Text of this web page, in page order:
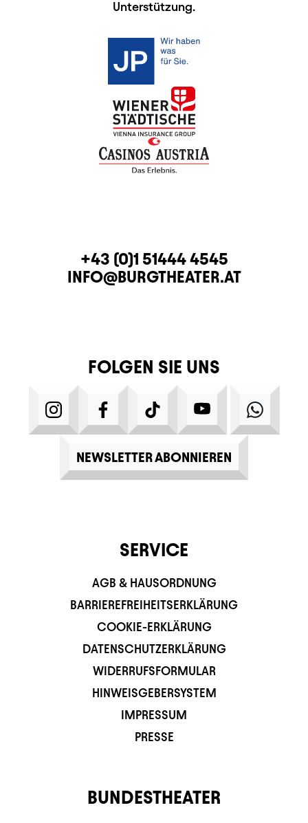
Unterstützung.
KONTAKTTELEFON
+43 (0)1 51444 4545
E-MAIL
INFO@BURGTHEATER.AT
FOLGEN SIE UNS
INSTAGRAMFACEBOOKTIKTOK YOUTUBE
NEWSLETTER ABONNIEREN
SERVICE
AGB & HAUSORDNUNG
BARRIEREFREIHEITSERKLÄRUNG
COOKIE-ERKLÄRUNG
DATENSCHUTZERKLÄRUNG
WIDERRUFSFORMULAR
HINWEISGEBERSYSTEM
IMPRESSUM
PRESSE
BUNDESTHEATER